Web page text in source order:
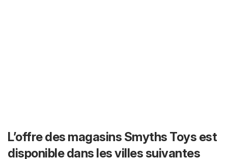
L’offre des magasins Smyths Toys est
disponible dans les villes suivantes